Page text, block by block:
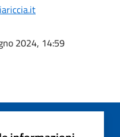
2024, 14:59